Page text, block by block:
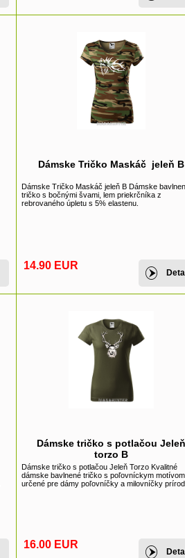
Dámske Tričko Maskáč jeleň B
Dámske Tričko Maskáč jeleň B Dámske
tričko s bočnými švami, lem priekrčníka z
rebrovaného úpletu s 5% elastenu.
14.90 EUR
Dámske tričko s potlačou Jeleň
torzo B
Dámske tričko s potlačou Jeleň Torzo Kvalitné
dámske bavlnené tričko s poľovníckym motívom,
určené pre dámy poľovníčky a milovníčky
16.00 EUR